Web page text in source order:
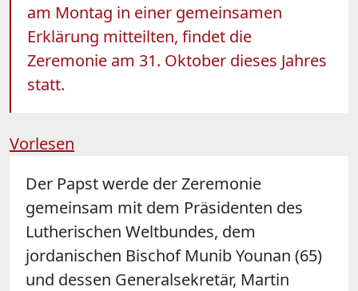
am Montag in einer gemeinsamen
Erklärung mitteilten, findet die
Zeremonie am 31. Oktober dieses Jahres
statt.
Vorlesen
Der Papst werde der Zeremonie
gemeinsam mit dem Präsidenten des
Lutherischen Weltbundes, dem
jordanischen Bischof Munib Younan (65)
und dessen Generalsekretär, Martin